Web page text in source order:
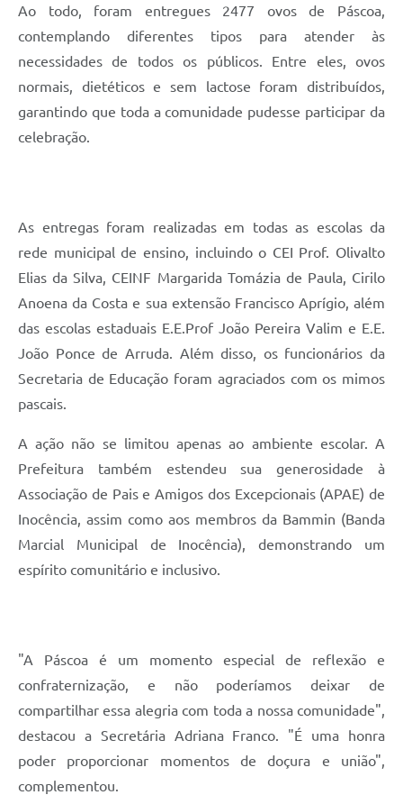
Ao todo, foram entregues 2477 ovos de Páscoa,
contemplando diferentes tipos para atender às
necessidades de todos os públicos. Entre eles, ovos
normais, dietéticos e sem lactose foram distribuídos,
garantindo que toda a comunidade pudesse participar da
celebração.
As entregas foram realizadas em todas as escolas da
rede municipal de ensino, incluindo o CEI Prof. Olivalto
Elias da Silva, CEINF Margarida Tomázia de Paula, Cirilo
Anoena da Costa e sua extensão Francisco Aprígio, além
das escolas estaduais E.E.Prof João Pereira Valim e E.E.
João Ponce de Arruda. Além disso, os funcionários da
Secretaria de Educação foram agraciados com os mimos
pascais.
A ação não se limitou apenas ao ambiente escolar. A
Prefeitura também estendeu sua generosidade à
Associação de Pais e Amigos dos Excepcionais (APAE) de
Inocência, assim como aos membros da Bammin (Banda
Marcial Municipal de Inocência), demonstrando um
espírito comunitário e inclusivo.
"A Páscoa é um momento especial de reflexão e
confraternização, e não poderíamos deixar de
compartilhar essa alegria com toda a nossa comunidade",
destacou a Secretária Adriana Franco. "É uma honra
poder proporcionar momentos de doçura e união",
complementou.